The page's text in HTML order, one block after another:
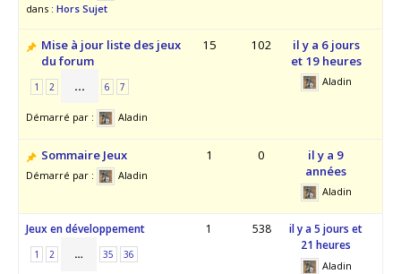
dans : Hors Sujet
Mise à jour liste des jeux
du forum
1 2 … 6 7
Démarré par : Aladin
15 102
il y a 6 jours
et 19 heures
Aladin
Sommaire Jeux
Démarré par : Aladin
1 0
il y a 9
années
Aladin
Jeux en développement
1 2 … 35 36
1 538
il y a 5 jours et
21 heures
Aladin